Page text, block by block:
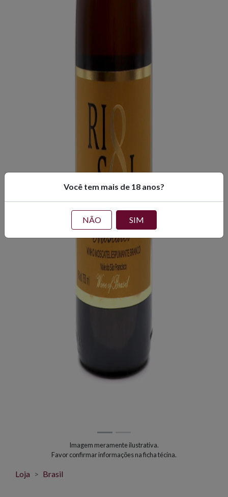
Imagem meramente ilustrativa.
Favor confirmar informações na ficha técina.
Loja Brasil
Você tem mais de 18 anos?
NÃO SIM